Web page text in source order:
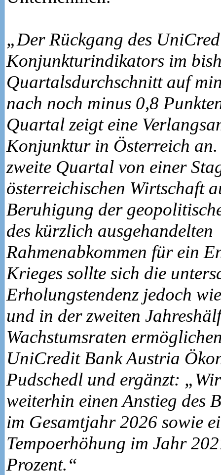
„Der Rückgang des
Konjunkturindikators im
Quartalsdurchschnitt auf
nach noch minus 0,8
Quartal zeigt eine
Konjunktur in Österreich
zweite Quartal von einer
österreichischen Wirtschaft
Beruhigung der
des kürzlich ausgehandelten
Rahmenabkommen für ein
Krieges sollte sich die
Erholungstendenz jedoch
und in der zweiten
Wachstumsraten
UniCredit Bank Austria
Pudschedl und ergänzt:
weiterhin einen Anstieg des
im Gesamtjahr 2026 sowie
Tempoerhöhung im Jahr
Prozent.“